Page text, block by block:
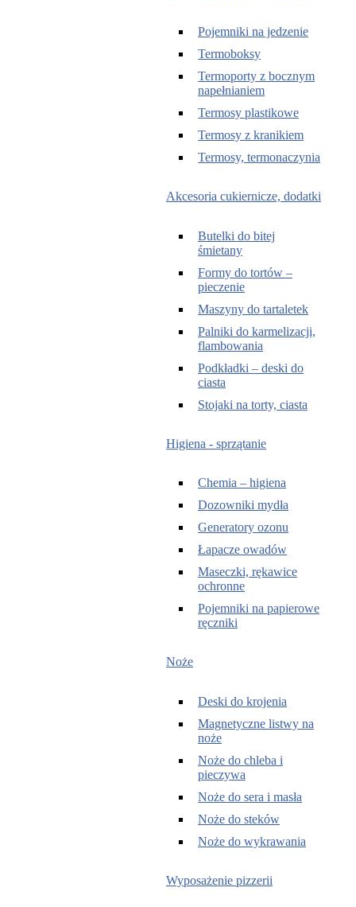
Pojemniki na jedzenie
Termoboksy
Termoporty z bocznym
napełnianiem
Termosy plastikowe
Termosy z kranikiem
Termosy, termonaczynia
Akcesoria cukiernicze, dodatki
Butelki do bitej
śmietany
Formy do tortów –
pieczenie
Maszyny do tartaletek
Palniki do karmelizacji,
flambowania
Podkładki – deski do
ciasta
Stojaki na torty, ciasta
Higiena - sprzątanie
Chemia – higiena
Dozowniki mydła
Generatory ozonu
Łapacze owadów
Maseczki, rękawice
ochronne
Pojemniki na papierowe
ręczniki
Noże
Deski do krojenia
Magnetyczne listwy na
noże
Noże do chleba i
pieczywa
Noże do sera i masła
Noże do steków
Noże do wykrawania
Wyposażenie pizzerii